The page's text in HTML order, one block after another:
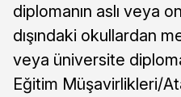
diplomanın aslı veya
dışındaki okullardan
veya üniversite
Eğitim Müşavirlikleri/